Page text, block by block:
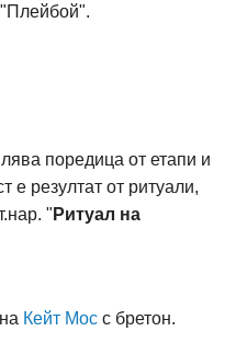
"Плейбой".
поредица от етапи и
е резултат от ритуали,
" Ритуал на
Кейт Мос с бретон.